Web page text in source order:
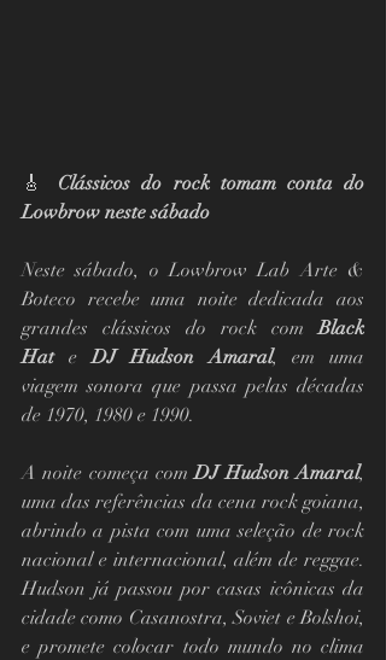
🎸 Clássicos do rock tomam conta do
Lowbrow neste sábado
Neste sábado, o Lowbrow Lab Arte &
Boteco recebe uma noite dedicada aos
grandes clássicos do rock com Black
Hat e DJ Hudson Amaral, em uma
viagem sonora que passa pelas décadas
de 1970, 1980 e 1990.
A noite começa com DJ Hudson Amaral,
uma das referências da cena rock goiana,
abrindo a pista com uma seleção de rock
nacional e internacional, além de reggae.
Hudson já passou por casas icônicas da
cidade como Casanostra, Soviet e Bolshoi,
e promete colocar todo mundo no clima